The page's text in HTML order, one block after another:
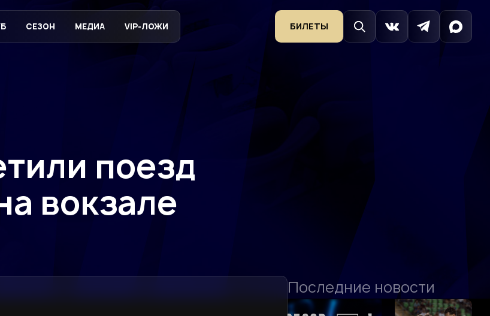
СЕЗОН МЕДИА VIP-ЛОЖИ БИЛЕТЫ
поезд
вокзале
Последние новости